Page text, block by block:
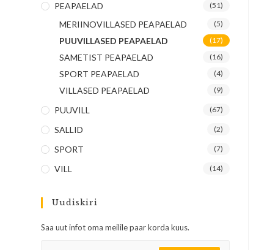
PEAPAELAD (51)
MERIINOVILLASED PEAPAELAD (5)
PUUVILLASED PEAPAELAD (17)
SAMETIST PEAPAELAD (16)
SPORT PEAPAELAD (4)
VILLASED PEAPAELAD (9)
PUUVILL (67)
SALLID (2)
SPORT (7)
VILL (14)
Uudiskiri
Saa uut infot oma meilile paar korda kuus.